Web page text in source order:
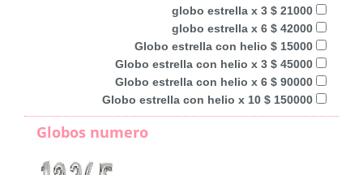
globo estrella x 3 $ 21000
globo estrella x 6 $ 42000
Globo estrella con helio $ 15000
Globo estrella con helio x 3 $ 45000
Globo estrella con helio x 6 $ 90000
Globo estrella con helio x 10 $ 150000
Globos numero